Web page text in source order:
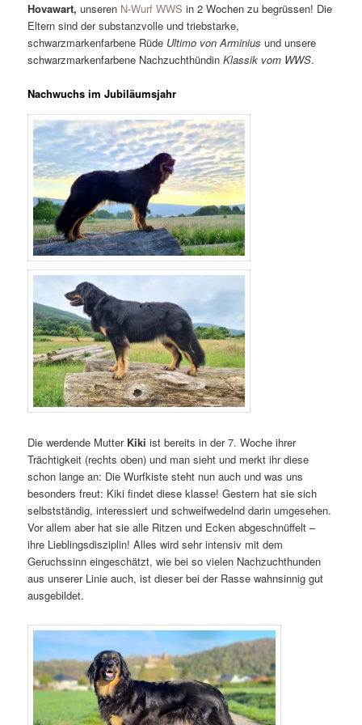
Hovawart, unseren N-Wurf WWS in 2 Wochen zu begrüssen! Die
Eltern sind der substanzvolle und triebstarke,
schwarzmarkenfarbene Rüde Ultimo von Arminius und unsere
schwarzmarkenfarbene NachzuchthündinKlassik vom WWS.
Nachwuchs im Jubiläumsjahr
Die werdende Mutter Kiki ist bereits in der 7. Woche ihrer
Trächtigkeit (rechts oben) und man sieht und merkt ihr diese
schon lange an: Die Wurfkiste steht nun auch und was uns
besonders freut: Kiki findet diese klasse! Gestern hat sie sich
selbstständig, interessiert und schweifwedelnd darin umgesehen.
Vor allem aber hat sie alle Ritzen und Ecken abgeschnüffelt –
ihre Lieblingsdisziplin! Alles wird sehr intensiv mit dem
Geruchssinn eingeschätzt, wie bei so vielen Nachzuchthunden
aus unserer Linie auch, ist dieser bei der Rasse wahnsinnig gut
ausgebildet.